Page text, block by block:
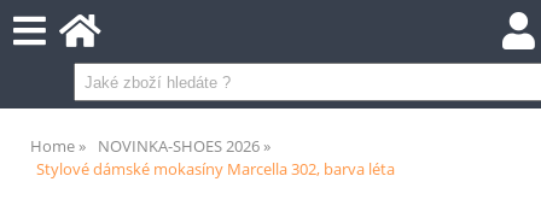
Home
NOVINKA-SHOES 2026
Stylové dámské mokasíny Marcella 302, barva léta